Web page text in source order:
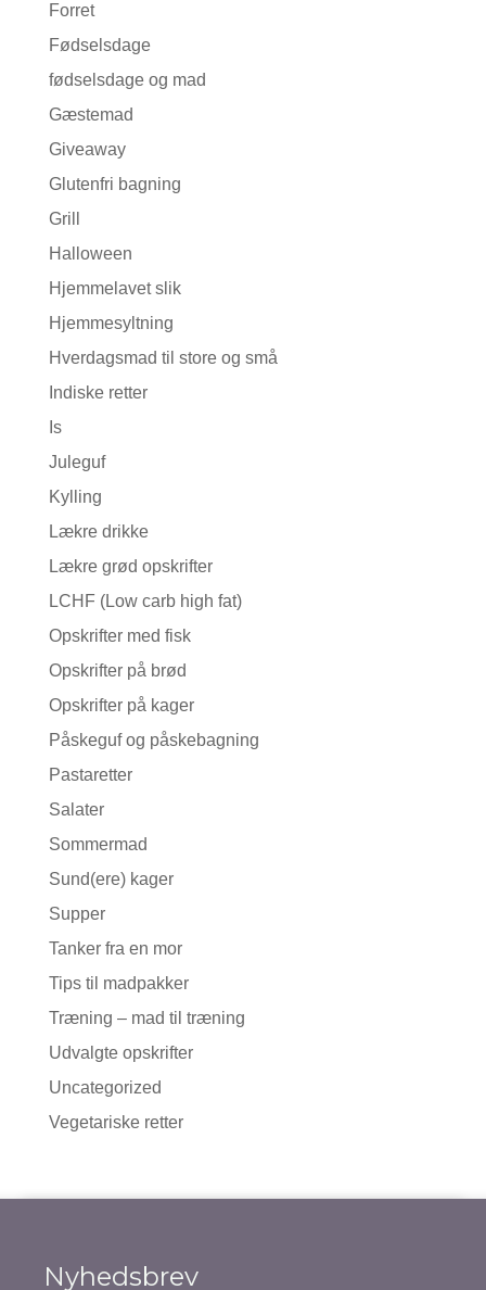
Forret
Fødselsdage
fødselsdage og mad
Gæstemad
Giveaway
Glutenfri bagning
Grill
Halloween
Hjemmelavet slik
Hjemmesyltning
Hverdagsmad til store og små
Indiske retter
Is
Juleguf
Kylling
Lækre drikke
Lækre grød opskrifter
LCHF (Low carb high fat)
Opskrifter med fisk
Opskrifter på brød
Opskrifter på kager
Påskeguf og påskebagning
Pastaretter
Salater
Sommermad
Sund(ere) kager
Supper
Tanker fra en mor
Tips til madpakker
Træning – mad til træning
Udvalgte opskrifter
Uncategorized
Vegetariske retter
Nyhedsbrev